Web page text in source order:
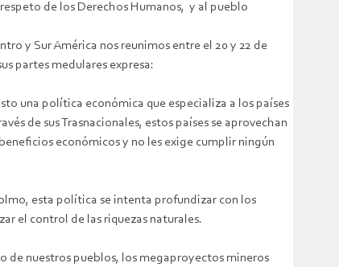
de los Derechos Humanos, y al pueblo
y Sur América nos reunimos entre el 20 y 22 de
partes medulares expresa:
una política económica que especializa a los países
de sus Trasnacionales, estos países se aprovechan
económicos y no les exige cumplir ningún
esta política se intenta profundizar con los
el control de las riquezas naturales.
de nuestros pueblos, los megaproyectos mineros